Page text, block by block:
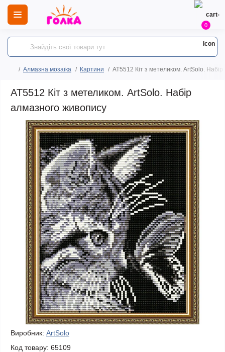
0
Алмазна мозаїка Картини AT5512 Кіт з метеликом. ArtSolo.
AT5512 Кіт з метеликом. ArtSolo. Набір
алмазного живопису
Виробник: ArtSolo
Код товару: 65109